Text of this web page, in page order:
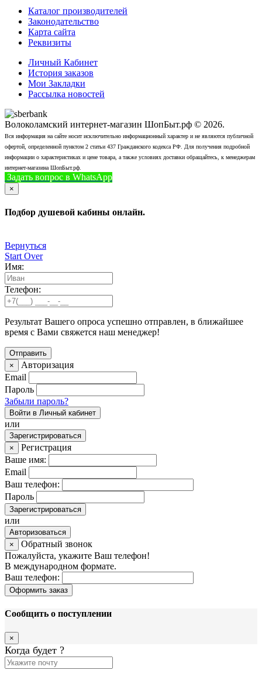
Каталог производителей
Законодательство
Карта сайта
Реквизиты
Личный Кабинет
История заказов
Мои Закладки
Рассылка новостей
Волоколамский интернет-магазин ШопБыт.рф © 2026.
Вся информация на сайте носит исключительно информационный характер и не являются публичной
офертой, определенной пунктом 2 статьи 437 Гражданского кодекса РФ. Для получения подробной
информации о характеристиках и цене товара, а также условиях доставки обращайтесь, к менеджерам
интернет-магазина ШопБыт.рф.
Задать вопрос в WhatsApp
×
Подбор душевой кабины онлайн.
Вернуться
Start Over
Имя:
Телефон:
Результат Вашего опроса успешно отправлен, в ближайшее
время с Вами свяжется наш менеджер!
×
Авторизация
Email
Пароль
Забыли пароль?
Войти в Личный кабинет
или
Зарегистрироваться
×
Регистрация
Ваше имя:
Email
Ваш телефон:
Пароль
Зарегистрироваться
или
Авторизоваться
×
Обратный звонок
Пожалуйста, укажите Ваш телефон!
В международном формате.
Ваш телефон:
Оформить заказ
Сообщить о поступлении
×
Когда будет ?